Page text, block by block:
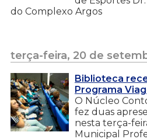
do Complexo Argos
terça-feira, 20 de
Biblioteca
Programa
O Núcleo
fez duas
nesta terça-
Municipal